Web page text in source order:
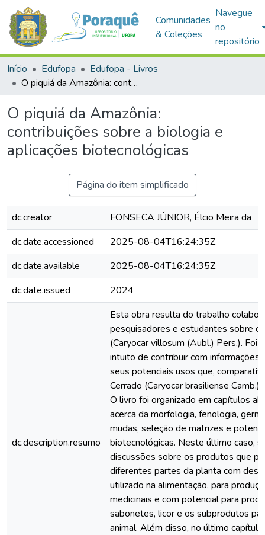
Comunidades
& Coleções
Navegue
no
repositório
Início Edufopa
Edufopa - Livros
O piquiá da Amazônia: contribuições sobre a biologia e aplicações biotecnológicas
O piquiá da Amazônia:
contribuições sobre a biologia e
aplicações biotecnológicas
Página do item simplificado
dc.creator
FONSECA JÚNIOR, Élcio Meira da
dc.date.accessioned
2025-08-04T16:24:35Z
dc.date.available
2025-08-04T16:24:35Z
dc.date.issued
2024
dc.description.resumo
Esta obra resulta do trabalho
pesquisadores e estudantes sobre o
(Caryocar villosum (Aubl.) Pers.). Foi
intuito de contribuir com informações
seus potenciais usos que,
Cerrado (Caryocar brasiliense
O livro foi organizado em capítulos
acerca da morfologia, fenologia,
mudas, seleção de matrizes e
biotecnológicas. Neste último caso,
discussões sobre os produtos que
diferentes partes da planta com
utilizado na alimentação, para
medicinais e com potencial para
sabonetes, licor e os subprodutos
animal. Além disso, no último